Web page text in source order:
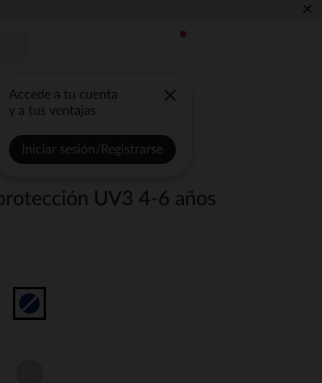
×
Accede a tu cuenta
y a tus ventajas
Iniciar sesión/Registrarse
UV3 4-6 años